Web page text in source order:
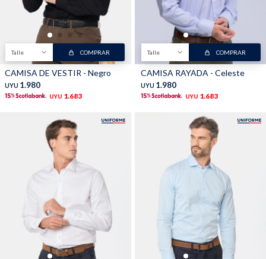
Talle COMPRAR
CAMISA DE VESTIR - Negro
UYU 1.980
UYU 1.683
Talle COMPRAR
CAMISA RAYADA - Celeste
UYU 1.980
UYU 1.683
Bolsos y valijas Accesorios
TALLES GRANDES Uniformes empresariales
Quiero ser parte Canjear mis puntos